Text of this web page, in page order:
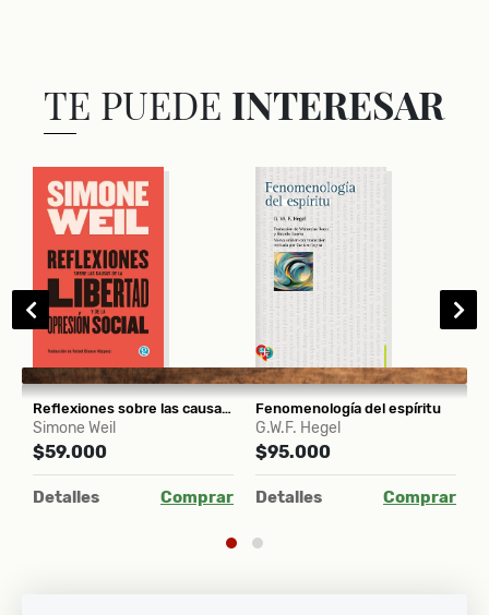
TE PUEDE INTERESAR
Reflexiones sobre las causas de la libertad y de la opresión social
Simone Weil
$59.000
Detalles Comprar
Fenomenología del espíritu
G.W.F. Hegel
$95.000
Detalles Comprar